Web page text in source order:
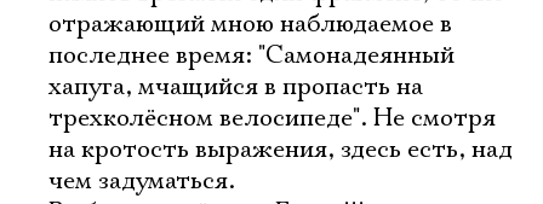
отражающий мною наблюдаемое в
последнее время: "Самонадеянный
хапуга, мчащийся в пропасть на
трехколёсном велосипеде". Не смотря
на кротость выражения, здесь есть, над
чем задуматься.